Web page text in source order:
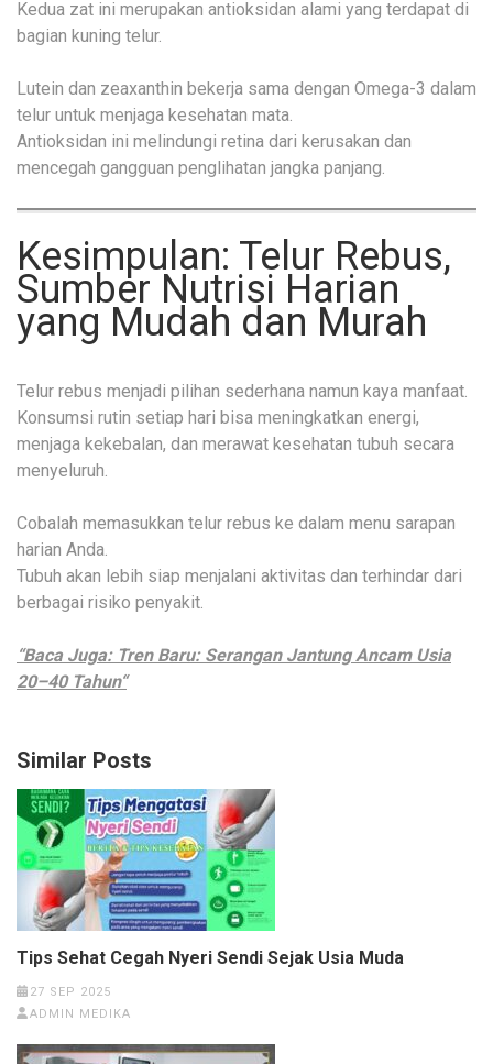
Kedua zat ini merupakan antioksidan alami yang terdapat di
bagian kuning telur.
Lutein dan zeaxanthin bekerja sama dengan Omega-3 dalam
telur untuk menjaga kesehatan mata.
Antioksidan ini melindungi retina dari kerusakan dan
mencegah gangguan penglihatan jangka panjang.
Kesimpulan: Telur Rebus,
Sumber Nutrisi Harian
yang Mudah dan Murah
Telur rebus menjadi pilihan sederhana namun kaya manfaat.
Konsumsi rutin setiap hari bisa meningkatkan energi,
menjaga kekebalan, dan merawat kesehatan tubuh secara
menyeluruh.
Cobalah memasukkan telur rebus ke dalam menu sarapan
harian Anda.
Tubuh akan lebih siap menjalani aktivitas dan terhindar dari
berbagai risiko penyakit.
“Baca Juga: Tren Baru: Serangan Jantung Ancam Usia
20–40 Tahun“
Similar Posts
Tips Sehat Cegah Nyeri Sendi Sejak Usia Muda
27 SEP 2025
ADMIN MEDIKA